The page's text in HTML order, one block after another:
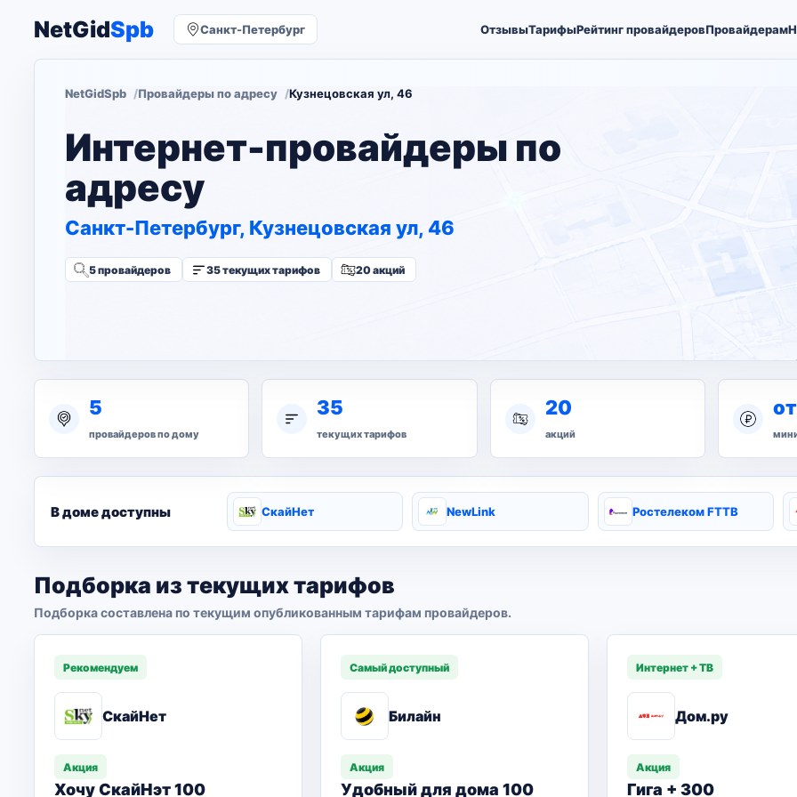
NetGidSpb Санкт-Петербург ОтзывыТарифыРейтинг провайдеровПровайдерам
NetGidSpb Провайдеры по адресу Кузнецовская ул, 46
Интернет-провайдеры по
адресу
Санкт-Петербург, Кузнецовская ул, 46
5 провайдеров 35 текущих тарифов 20 акций
5
провайдеров по дому
35
текущих тарифов
20
акций
В доме доступны СкайНет NewLink Ростелеком FTTB
Подборка из текущих тарифов
Подборка составлена по текущим опубликованным тарифам провайдеров.
Рекомендуем
СкайНет
Акция
Хочу СкайНэт 100
Самый доступный
Билайн
Акция
Удобный для дома 100
Интернет + ТВ
Дом.ру
Акция
Гига + 300